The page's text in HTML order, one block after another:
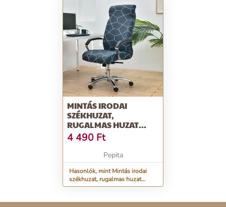
MINTÁS IRODAI
SZÉKHUZAT,
RUGALMAS HUZAT
FORGÓSZÉKHEZ -
MÉHSEJT
4 490 Ft
Pepita
Hasonlók, mint Mintás irodai
székhuzat, rugalmas huzat
forgószékhez - méhsejt